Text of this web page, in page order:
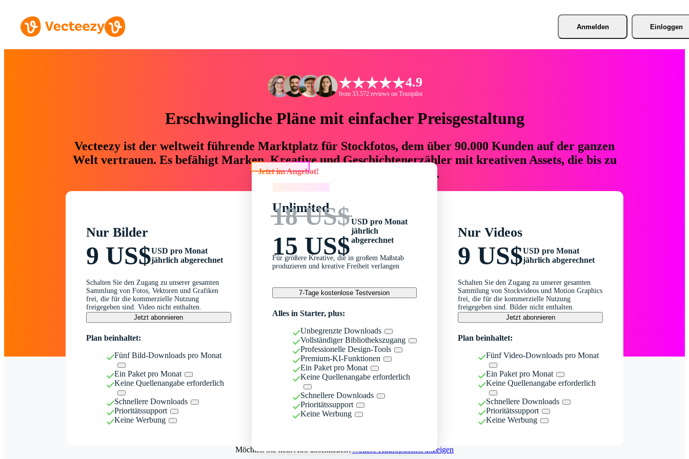
Anmelden Einloggen
4.9
from 33.572 reviews on Trustpilot
Erschwingliche Pläne mit einfacher Preisgestaltung
Vecteezy ist der weltweit führende Marktplatz für Stockfotos, dem über 90.000 Kunden auf der ganzen
Welt vertrauen. Es befähigt Marken, Kreative und Geschichtenerzähler mit kreativen Assets, die bis zu
76 % an Zeit und Budget einsparen.
Nur Bilder
9 US$USD pro Monat
jährlich abgerechnet
Schalten Sie den Zugang zu unserer gesamten
Sammlung von Fotos, Vektoren und Grafiken
frei, die für die kommerzielle Nutzung
freigegeben sind. Video nicht enthalten.
Jetzt abonnieren
Plan beinhaltet:
Fünf Bild-Downloads pro Monat
Ein Paket pro Monat
Keine Quellenangabe erforderlich
Schnellere Downloads
Prioritätssupport
Keine Werbung
Jetzt im Angebot!
Unlimited
18 US$
15 US$
USD pro Monat
jährlich
abgerechnet
Für größere Kreative, die in großem Maßstab
produzieren und kreative Freiheit verlangen
7-Tage kostenlose Testversion
Alles in Starter, plus:
Unbegrenzte Downloads
Vollständiger Bibliothekszugang
Professionelle Design-Tools
Premium-KI-Funktionen
Ein Paket pro Monat
Keine Quellenangabe erforderlich
Schnellere Downloads
Prioritätssupport
Keine Werbung
Nur Videos
9 US$USD pro Monat
jährlich abgerechnet
Schalten Sie den Zugang zu unserer gesamten
Sammlung von Stockvideos und Motion Graphics
frei, die für die kommerzielle Nutzung
freigegeben sind. Bilder nicht enthalten.
Jetzt abonnieren
Plan beinhaltet:
Fünf Video-Downloads pro Monat
Ein Paket pro Monat
Keine Quellenangabe erforderlich
Schnellere Downloads
Prioritätssupport
Keine Werbung
Möchten Sie kein Abo abschließen?Weitere Kaufoptionen anzeigen